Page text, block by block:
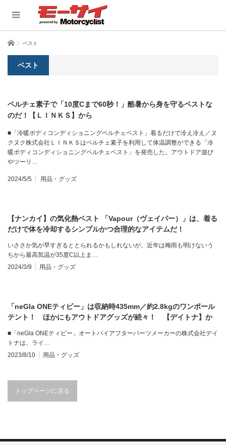
ホーム ベスト
ベスト
ペルチェ素子で「10度Cまで60秒！」酷暑から身を守るベストな
のだ！【ＬＩＮＫＳ】から
■「冷暖ボディコンディショニングペルチェベスト」着るだけで冷え冷え／ヌ
クヌク株式会社ＬＩＮＫＳはペルチェ素子を利用して体温調整ができる「冷
暖ボディコンディショニングペルチェベスト」を発売した。アウトドア遊び
やツーリ…
2024/5/5 用品・グッズ
【ナンカイ】の気化熱ベスト 「Vapour（ヴェイパー）」は、着る
だけで体を冷却するシンプルかつ合理的なアイテムだ！
いささか気が早すぎるととられるかもしれないが、近年は梅雨も明けないう
ちから最高気温が35度C以上ま…
2024/3/9
用品・グッズ
「neGla ONEティピー」は収納時435mm／約2.8kgのワンポール
テント！ ほかにもアウトドアグッズが続々！ 【デイトナ】か
■「neGla ONEティピー」オートバイアフターパーツメーカーの株式会社デイ
トナは、ライ…
2023/8/10
用品・グッズ
トップページに戻る